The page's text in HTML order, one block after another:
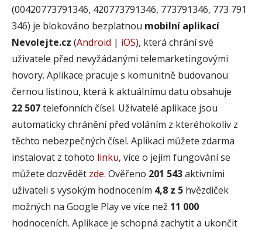
(00420773791346, 420773791346, 773791346, 773 791
346) je blokováno bezplatnou mobilní aplikací
Nevolejte.cz (Android | iOS), která chrání své
uživatele před nevyžádanými telemarketingovými
hovory. Aplikace pracuje s komunitně budovanou
černou listinou, která k aktuálnímu datu obsahuje
22 507telefonních čísel. Uživatelé aplikace jsou
automaticky chránění před voláním z kteréhokoliv z
těchto nebezpečných čísel. Aplikaci můžete zdarma
instalovat z tohoto linku, více o jejím fungování se
můžete dozvědět zde. Ověřeno 201 543aktivními
uživateli s vysokým hodnocením 4,8 z 5 hvězdiček
možných na Google Play ve více než 11 000
hodnoceních. Aplikace je schopná zachytit a ukončit